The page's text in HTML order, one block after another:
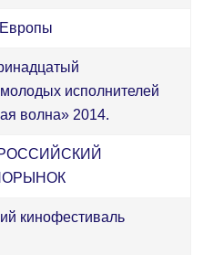
Европы
исполнителей
волна» 2014.
кинофестиваль